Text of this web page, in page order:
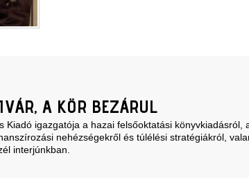
A KÖR BEZÁRUL
Kiadó igazgatója a hazai felsőoktatási könyvkiadásról,
nehézségekről és túlélési stratégiákról,
interjúnkban.